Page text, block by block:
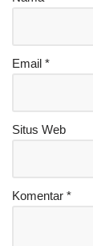
Email *
Situs Web
Komentar *